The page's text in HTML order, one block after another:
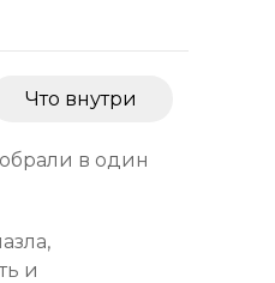
Что внутри
в один
и